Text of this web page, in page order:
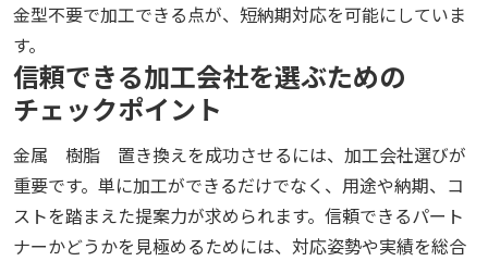
金型不要で加工できる点が、短納期対応を可能にしていま
す。
信頼できる加工会社を選ぶための
チェックポイント
金属 樹脂 置き換えを成功させるには、加工会社選びが
重要です。単に加工ができるだけでなく、用途や納期、コ
ストを踏まえた提案力が求められます。信頼できるパート
ナーかどうかを見極めるためには、対応姿勢や実績を総合